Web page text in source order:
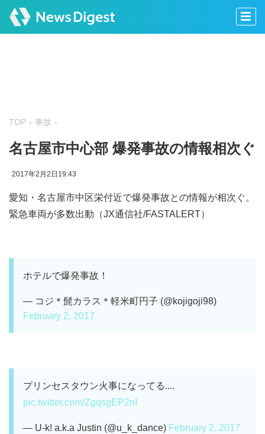
TOP 事故
名古屋市中心部 爆発事故の情報相次ぐ
2017年2月2日19:43
愛知・名古屋市中区栄付近で爆発事故との情報が相次ぐ。
緊急車両が多数出動（JX通信社/FASTALERT）
ホテルで爆発事故！
— コジ＊髭カラス＊軽米町円子 (@kojigoji98)
February 2, 2017
プリンセスタウン火事になってる....
pic.twitter.com/ZgqsgEP2nI
— U-k! a.k.a Justin (@u_k_dance) February 2, 2017